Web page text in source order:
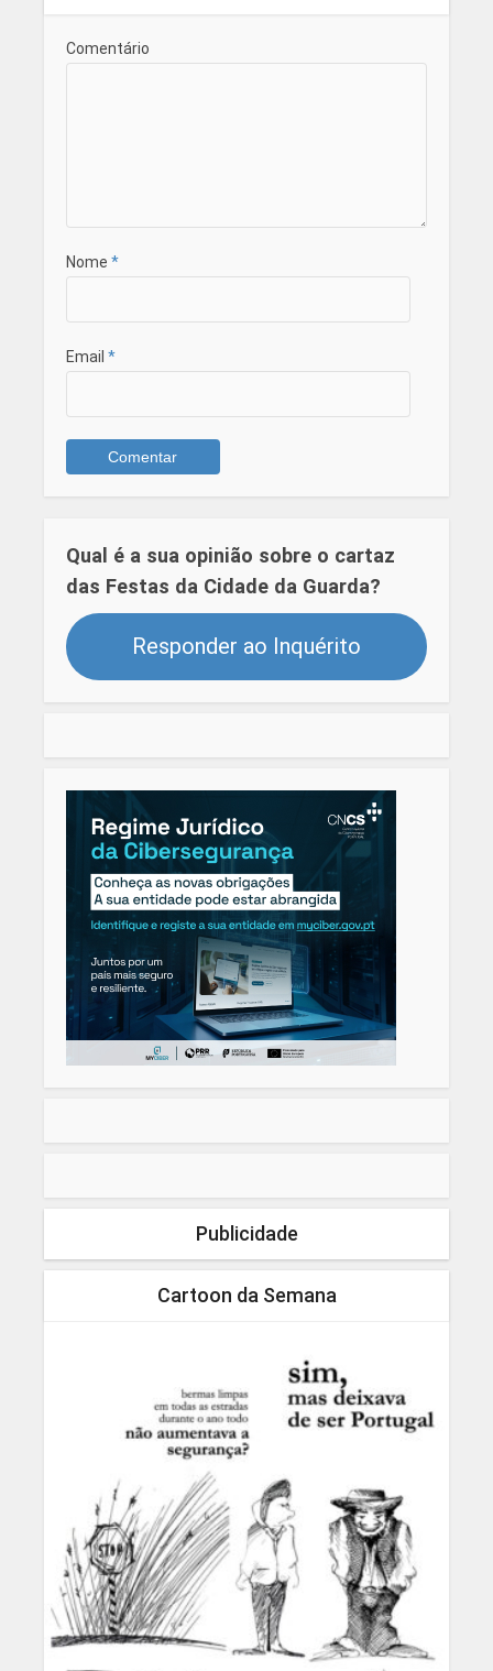
Comentário
Nome *
Email *
Qual é a sua opinião sobre o cartaz
das Festas da Cidade da Guarda?
Responder ao Inquérito
Publicidade
Cartoon da Semana